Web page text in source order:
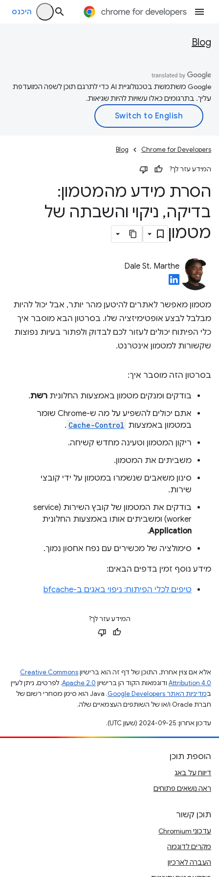
היכנס
Blog
‫Google משתמשת בטכנולוגיית AI כדי לתרגם תוכן לשפה המועדפת
עליך. בתרגומים כאלו עשויות להיות שגיאות.
Chrome for Developers
Blog
המידע עזר לך?
הסרת מידע מהמטמון:
בדיקה, ניקוי והשבתה של
מטמון
Dale St. Marthe
מטמון מאפשר לאתרים להיטען מהר יותר, אבל יכול להיות
מבלבל לבצע אופטימיזציה שלו. בסרטון הבא מוסבר איך
כלי הפיתוח יכולים לעזור לכם לבדוק ולפתור בעיות נפוצות
שקשורות למטמון אינטרנט.
בסרטון הזה מוסבר איך:
בודקים ומנקים מטמון באמצעות החלונית רשת.
אתם יכולים להשפיע על מה ש-Chrome שומר
במטמון באמצעות Cache-Control
.
ריקון המטמון וטעינה מחדש קשיחה.
משביתים את המטמון.
סינון משאבים שנשמרו במטמון על ידי קובצי
שירות.
בודקים את המטמון של קובץ השירות (service
worker) ומשביתים אותו באמצעות החלונית
Application
.
סימולציה של מכשירים עם נפח אחסון נמוך.
מידע נוסף זמין בדפים הבאים:
טיפים לכלי הפיתוח: ניפוי באגים ב-bfcache
המידע עזר לך?
אלא אם צוין אחרת, התוכן של דף זה הוא ברישיוןCreative Commons
Attribution 4.0 ודוגמאות הקוד הן ברישיון Apache 2.0. לפרטים, ניתן לעיין
במדיניות האתר Google Developers‏
.‏ Java הוא סימן מסחרי רשום של
חברת Oracle ו/או של השותפים העצמאיים שלה.
עדכון אחרון: 2024-09-25 (שעון UTC).
הוספת תוכן
דיווח על באג
ראה נושאים פתוחים
תוכן קשור
עדכוני Chromium
מקרים לדוגמה
העברה לארכיון